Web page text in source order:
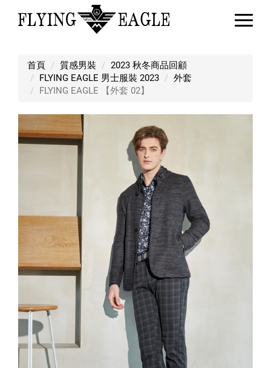
首頁 質感男裝
2023 秋冬商品回顧
FLYING EAGLE 男士服裝 2023
外套
FLYING EAGLE 【外套 02】